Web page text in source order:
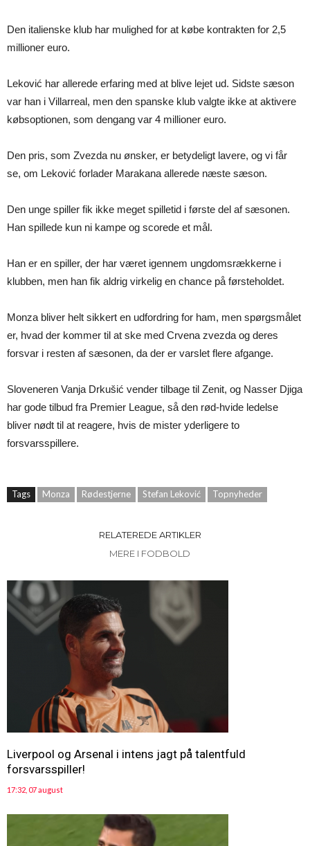
Den italienske klub har mulighed for at købe kontrakten for 2,5
millioner euro.
Leković har allerede erfaring med at blive lejet ud. Sidste sæson
var han i Villarreal, men den spanske klub valgte ikke at aktivere
købsoptionen, som dengang var 4 millioner euro.
Den pris, som Zvezda nu ønsker, er betydeligt lavere, og vi får
se, om Leković forlader Marakana allerede næste sæson.
Den unge spiller fik ikke meget spilletid i første del af sæsonen.
Han spillede kun ni kampe og scorede et mål.
Han er en spiller, der har været igennem ungdomsrækkerne i
klubben, men han fik aldrig virkelig en chance på førsteholdet.
Monza bliver helt sikkert en udfordring for ham, men spørgsmålet
er, hvad der kommer til at ske med Crvena zvezda og deres
forsvar i resten af sæsonen, da der er varslet flere afgange.
Sloveneren Vanja Drkušić vender tilbage til Zenit, og Nasser Djiga
har gode tilbud fra Premier League, så den rød-hvide ledelse
bliver nødt til at reagere, hvis de mister yderligere to
forsvarsspillere.
Tags Monza Rødestjerne Stefan Leković Topnyheder
RELATEREDE ARTIKLER
MERE I FODBOLD
Liverpool og Arsenal i intens jagt på talentfuld
forsvarsspiller!
17:32, 07 august